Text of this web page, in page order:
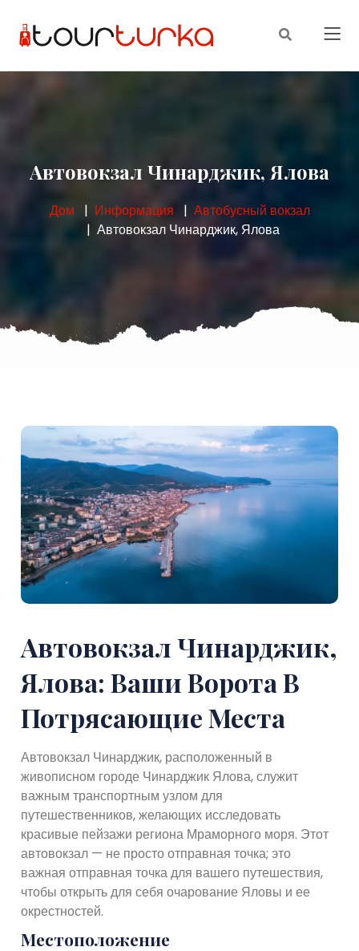
Автовокзал Чинарджик, Ялова
Дом Информация
Автобусный вокзал
Автовокзал Чинарджик, Ялова
Автовокзал Чинарджик,
Ялова: Ваши Ворота В
Потрясающие Места
Автовокзал Чинарджик, расположенный в
живописном городе Чинарджик Ялова, служит
важным транспортным узлом для
путешественников, желающих исследовать
красивые пейзажи региона Мраморного моря. Этот
автовокзал — не просто отправная точка; это
важная отправная точка для вашего путешествия,
чтобы открыть для себя очарование Яловы и ее
окрестностей.
Местоположение